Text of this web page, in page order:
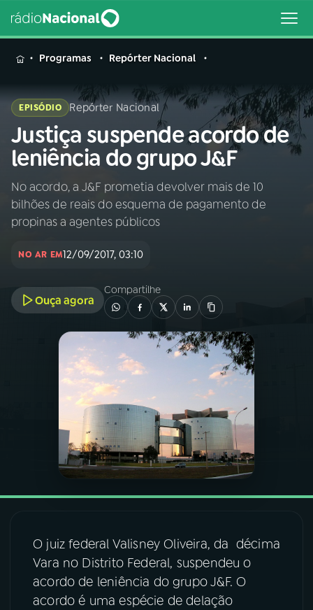
MENU
Buscar
na
Rádio
Nacional
Buscar
AO VIVO
01INÍCIO
02A RÁDIO
PROGRAMAÇÃO
PROGRAMAS
PODCASTS
08 FESTIVAL DE MÚSICA
Programas Repórter Nacional
EPISÓDIO Repórter Nacional
Justiça suspende acordo de
leniência do grupo J&F
No acordo, a J&F prometia devolver mais de 10
bilhões de reais do esquema de pagamento de
propinas a agentes públicos
NO AR EM12/09/2017, 03:10
Ouça agora
Compartilhe
O juiz federal Valisney Oliveira, da décima
Vara no Distrito Federal, suspendeu o
acordo de leniência do grupo J&F. O
acordo é uma espécie de delação